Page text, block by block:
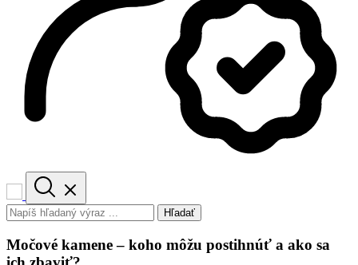
Hľadať
Močové kamene – koho môžu postihnúť a ako sa